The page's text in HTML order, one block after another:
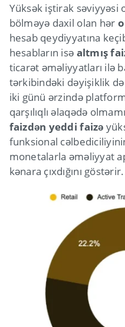
Yüksək iştirak səviyyəsi
bölməyə daxil olan hər
hesab qeydiyyatına
hesabların isə altmış
ticarət əməliyyatları ilə
tərkibindəki dəyişiklik
iki günü ərzində
qarşılıqlı əlaqədə
faizdən yeddi faizə
funksional
monetalarla əməliyyat
kənara çıxdığını göstərir.